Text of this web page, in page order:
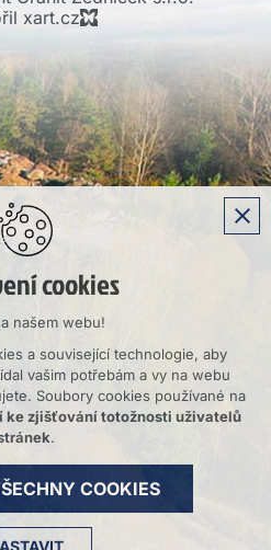
xart.cz
cookies
našem webu!
a související technologie, aby
vašim potřebám a vy na webu
Soubory cookies používané na
ke zjišťování totožnosti uživatelů
.
COOKIES